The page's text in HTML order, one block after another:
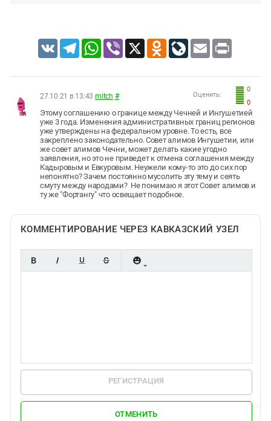
VK TelegramWhatsApp
Viber X Odnoklassniki
LiveJournal
Email Print
0
0
Оценить:
27.10.21 в 13:43 mitch #
Этому соглашению о границе между Чечней и Ингушетией
уже 3 года. Изменения административных границ регионов
уже утверждены на федеральном уровне. То есть, все
закреплено законодательно. Совет алимов Ингушетии, или
же совет алимов Чечни, может делать какие угодно
заявления, но это не приведет к отмена соглашения между
Кадыровым и Евкуровым. Неужели кому-то это до сих пор
непонятно? Зачем постоянно мусолить эту тему и сеять
смуту между народами? Не понимаю я этот Совет алимов и
ту же "Фортангу" что освещает подобное.
КОММЕНТИРОВАНИЕ ЧЕРЕЗ КАВКАЗСКИЙ УЗЕЛ
РЕГИСТРАЦИЯ
ОТМЕНИТЬ